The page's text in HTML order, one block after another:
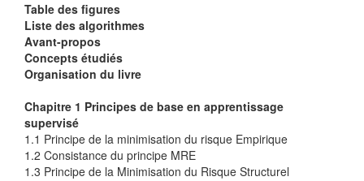
Table des figures
Liste des algorithmes
Avant-propos
Concepts étudiés
Organisation du livre
Chapitre 1 Principes de base en apprentissage
supervisé
1.1 Principe de la minimisation du risque Empirique
1.2 Consistance du principe MRE
1.3 Principe de la Minimisation du Risque Structurel